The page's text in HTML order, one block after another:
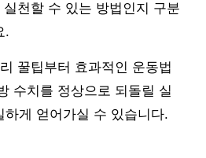
천할 수 있는 방법인지 구분
.
꿀팁부터 효과적인 운동법
수치를 정상으로 되돌릴 실
하게 얻어가실 수 있습니다.